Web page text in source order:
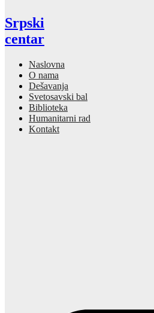
Srpski
centar
Naslovna
O nama
Dešavanja
Svetosavski bal
Biblioteka
Humanitarni rad
Kontakt